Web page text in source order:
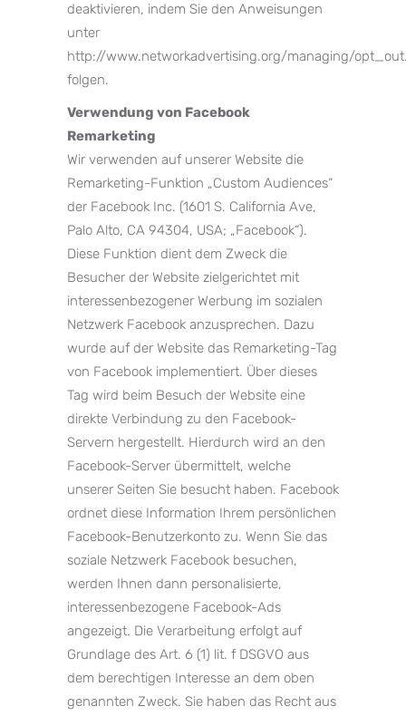
deaktivieren, indem Sie den Anweisungen
unter
http://www.networkadvertising.org/managing/
folgen.
Verwendung von Facebook
Remarketing
Wir verwenden auf unserer Website die
Remarketing-Funktion „Custom Audiences“
der Facebook Inc. (1601 S. California Ave,
Palo Alto, CA 94304, USA; „Facebook“).
Diese Funktion dient dem Zweck die
Besucher der Website zielgerichtet mit
interessenbezogener Werbung im sozialen
Netzwerk Facebook anzusprechen. Dazu
wurde auf der Website das Remarketing-Tag
von Facebook implementiert. Über dieses
Tag wird beim Besuch der Website eine
direkte Verbindung zu den Facebook-
Servern hergestellt. Hierdurch wird an den
Facebook-Server übermittelt, welche
unserer Seiten Sie besucht haben. Facebook
ordnet diese Information Ihrem persönlichen
Facebook-Benutzerkonto zu. Wenn Sie das
soziale Netzwerk Facebook besuchen,
werden Ihnen dann personalisierte,
interessenbezogene Facebook-Ads
angezeigt. Die Verarbeitung erfolgt auf
Grundlage des Art. 6 (1) lit. f DSGVO aus
dem berechtigen Interesse an dem oben
genannten Zweck. Sie haben das Recht aus